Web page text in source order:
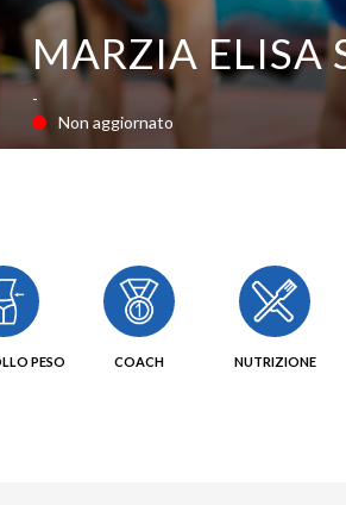
MARZIA ELISA
-
Non aggiornato
PESO COACH NUTRIZIONE